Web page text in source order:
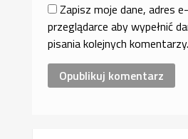
Zapisz moje dane, adres
przeglądarce aby wypełnić
pisania kolejnych komentarzy.